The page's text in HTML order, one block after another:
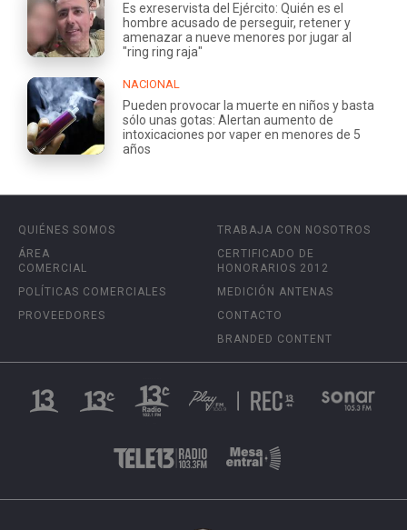
Es exreservista del Ejército: Quién es el
hombre acusado de perseguir, retener y
amenazar a nueve menores por jugar al
"ring ring raja"
NACIONAL
Pueden provocar la muerte en niños y basta
sólo unas gotas: Alertan aumento de
intoxicaciones por vaper en menores de 5
años
QUIÉNES SOMOS
ÁREA
COMERCIAL
POLÍTICAS COMERCIALES
PROVEEDORES
TRABAJA CON NOSOTROS
CERTIFICADO DE
HONORARIOS 2012
MEDICIÓN ANTENAS
CONTACTO
BRANDED CONTENT